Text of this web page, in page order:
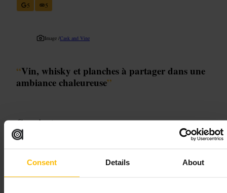
Consent Details About
5
5
Image /Cask and Vine
“Vin, whisky et planches à partager dans une
ambiance chaleureuse”
Convient pour
À quoi s'attendre